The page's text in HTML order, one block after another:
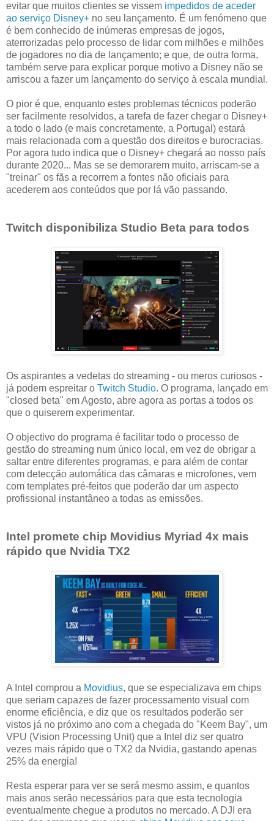
evitar que muitos clientes se vissem impedidos de aceder
ao serviço Disney+ no seu lançamento. É um fenómeno que
é bem conhecido de inúmeras empresas de jogos,
aterrorizadas pelo processo de lidar com milhões e milhões
de jogadores no dia de lançamento; e que, de outra forma,
também serve para explicar porque motivo a Disney não se
arriscou a fazer um lançamento do serviço à escala mundial.
O pior é que, enquanto estes problemas técnicos poderão
ser facilmente resolvidos, a tarefa de fazer chegar o Disney+
a todo o lado (e mais concretamente, a Portugal) estará
mais relacionada com a questão dos direitos e burocracias.
Por agora tudo indica que o Disney+ chegará ao nosso país
durante 2020... Mas se se demorarem muito, arriscam-se a
"treinar" os fãs a recorrem a fontes não oficiais para
acederem aos conteúdos que por lá vão passando.
Twitch disponibiliza Studio Beta para todos
Os aspirantes a vedetas do streaming - ou meros curiosos -
já podem espreitar o Twitch Studio. O programa, lançado em
"closed beta" em Agosto, abre agora as portas a todos os
que o quiserem experimentar.
O objectivo do programa é facilitar todo o processo de
gestão do streaming num único local, em vez de obrigar a
saltar entre diferentes programas, e para além de contar
com detecção automática das câmaras e microfones, vem
com templates pré-feitos que poderão dar um aspecto
profissional instantâneo a todas as emissões.
Intel promete chip Movidius Myriad 4x mais
rápido que Nvidia TX2
A Intel comprou a Movidius, que se especializava em chips
que seriam capazes de fazer processamento visual com
enorme eficiência, e diz que os resultados poderão ser
vistos já no próximo ano com a chegada do "Keem Bay", um
VPU (Vision Processing Unit) que a Intel diz ser quatro
vezes mais rápido que o TX2 da Nvidia, gastando apenas
25% da energia!
Resta esperar para ver se será mesmo assim, e quantos
mais anos serão necessários para que esta tecnologia
eventualmente chegue a produtos no mercado. A DJI era